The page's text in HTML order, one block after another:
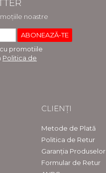
noastre
promotiile
Politica de
CLIENȚI
Metode de Plată
Politica de Retur
Garanția Produselor
Formular de Retur